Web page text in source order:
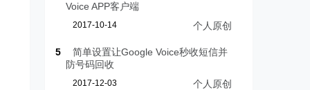
Voice APP客户端
2017-10-14 个人原创
5
简单设置让Google Voice秒收短信并
防号码回收
2017-12-03 个人原创